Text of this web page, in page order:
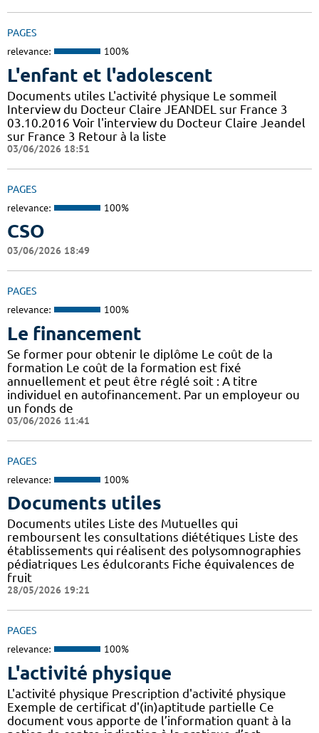
PAGES
relevance: 100%
L'enfant et l'adolescent
Documents utiles L'activité physique Le sommeil
Interview du Docteur Claire JEANDEL sur France 3
03.10.2016 Voir l'interview du Docteur Claire Jeandel
sur France 3 Retour à la liste
03/06/2026 18:51
PAGES
relevance: 100%
CSO
03/06/2026 18:49
PAGES
relevance: 100%
Le financement
Se former pour obtenir le diplôme Le coût de la
formation Le coût de la formation est fixé
annuellement et peut être réglé soit : A titre
individuel en autofinancement. Par un employeur ou
un fonds de
03/06/2026 11:41
PAGES
relevance: 100%
Documents utiles
Documents utiles Liste des Mutuelles qui
remboursent les consultations diététiques Liste des
établissements qui réalisent des polysomnographies
pédiatriques Les édulcorants Fiche équivalences de
fruit
28/05/2026 19:21
PAGES
relevance: 100%
L'activité physique
L'activité physique Prescription d'activité physique
Exemple de certificat d'(in)aptitude partielle Ce
document vous apporte de l’information quant à la